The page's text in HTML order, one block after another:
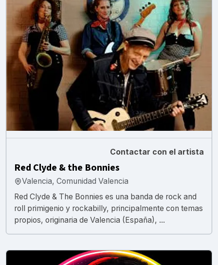
Contactar con el artista
Red Clyde & the Bonnies
Valencia, Comunidad Valencia
Red Clyde & The Bonnies es una banda de rock and
roll primigenio y rockabilly, principalmente con temas
propios, originaria de Valencia (España), ...